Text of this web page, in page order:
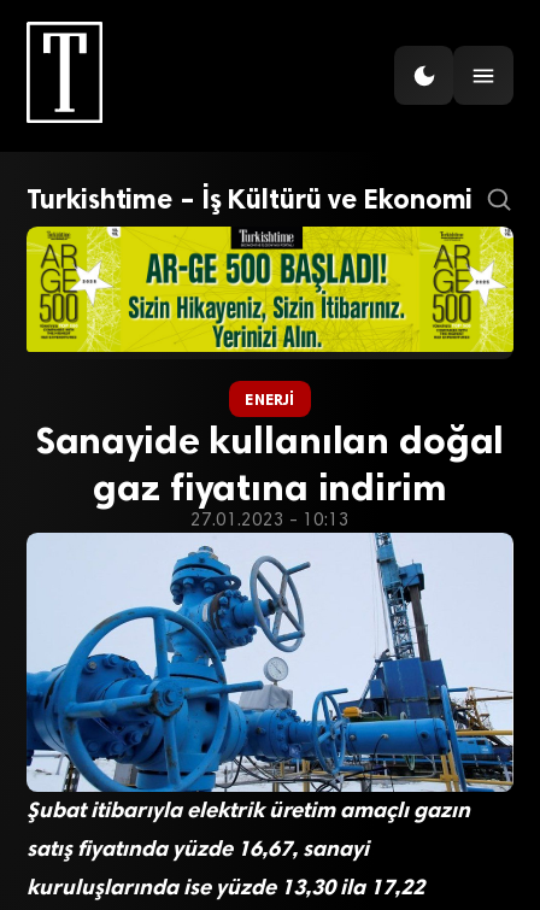
Turkishtime – İş Kültürü ve Ekonomi
ENERJI
Sanayide kullanılan doğal
gaz fiyatına indirim
27.01.2023 - 10:13
Şubat itibarıyla elektrik üretim amaçlı gazın
satış fiyatında yüzde 16,67, sanayi
kuruluşlarında ise yüzde 13,30 ila 17,22